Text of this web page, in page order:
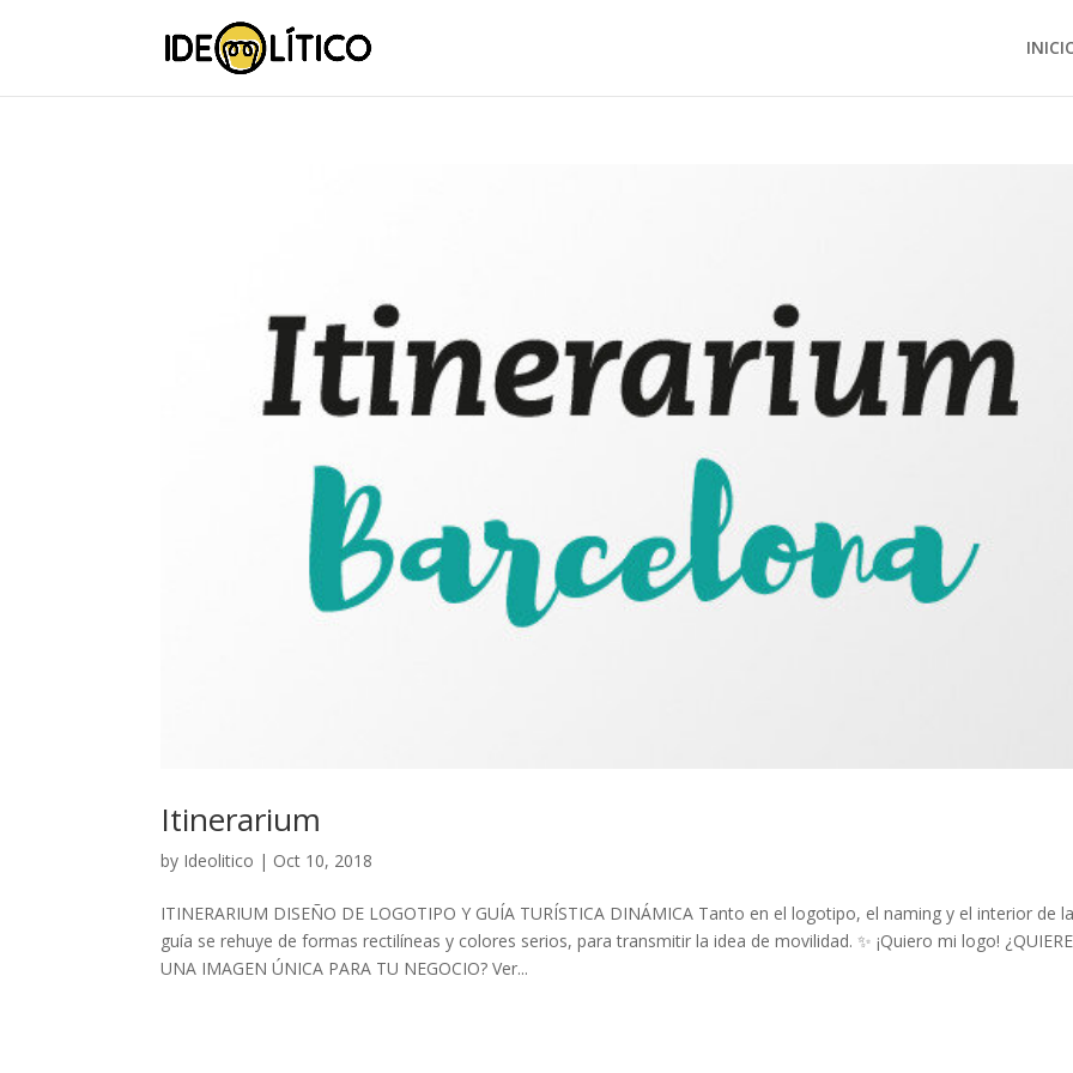
Itinerarium
by Ideolitico | Oct 10, 2018
ITINERARIUM DISEÑO DE LOGOTIPO Y GUÍA TURÍSTICA DINÁMICA Tanto en el logotipo, el naming y el interior de
guía se rehuye de formas rectilíneas y colores serios, para transmitir la idea de movilidad. ✨ ¡Quiero mi logo!
UNA IMAGEN ÚNICA PARA TU NEGOCIO? Ver...